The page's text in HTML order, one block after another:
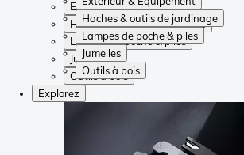
Haches & outils de jardinage
Lampes de poche & piles
Jumelles
Outils à bois
Extérieur & Équipement
Haches & outils de jardinage
Lampes de poche & piles
Jumelles
Outils à bois
Explorez